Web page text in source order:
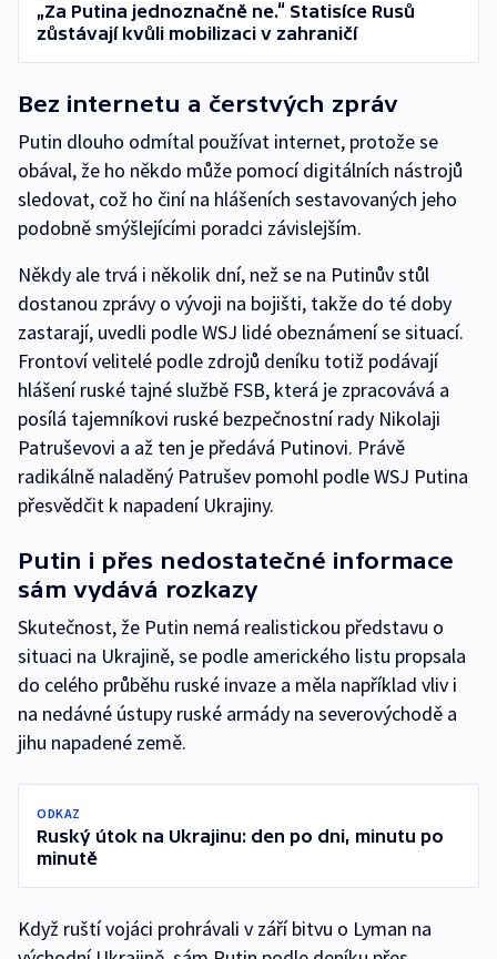
„Za Putina jednoznačně ne.“ Statisíce Rusů
zůstávají kvůli mobilizaci v zahraničí
Bez internetu a čerstvých zpráv
Putin dlouho odmítal používat internet, protože se
obával, že ho někdo může pomocí digitálních nástrojů
sledovat, což ho činí na hlášeních sestavovaných jeho
podobně smýšlejícími poradci závislejším.
Někdy ale trvá i několik dní, než se na Putinův stůl
dostanou zprávy o vývoji na bojišti, takže do té doby
zastarají, uvedli podle WSJ lidé obeznámení se situací.
Frontoví velitelé podle zdrojů deníku totiž podávají
hlášení ruské tajné službě FSB, která je zpracovává a
posílá tajemníkovi ruské bezpečnostní rady Nikolaji
Patruševovi a až ten je předává Putinovi. Právě
radikálně naladěný Patrušev pomohl podle WSJ Putina
přesvědčit k napadení Ukrajiny.
Putin i přes nedostatečné informace
sám vydává rozkazy
Skutečnost, že Putin nemá realistickou představu o
situaci na Ukrajině, se podle amerického listu propsala
do celého průběhu ruské invaze a měla například vliv i
na nedávné ústupy ruské armády na severovýchodě a
jihu napadené země.
ODKAZ
Ruský útok na Ukrajinu: den po dni, minutu po
minutě
Když ruští vojáci prohrávali v září bitvu o Lyman na